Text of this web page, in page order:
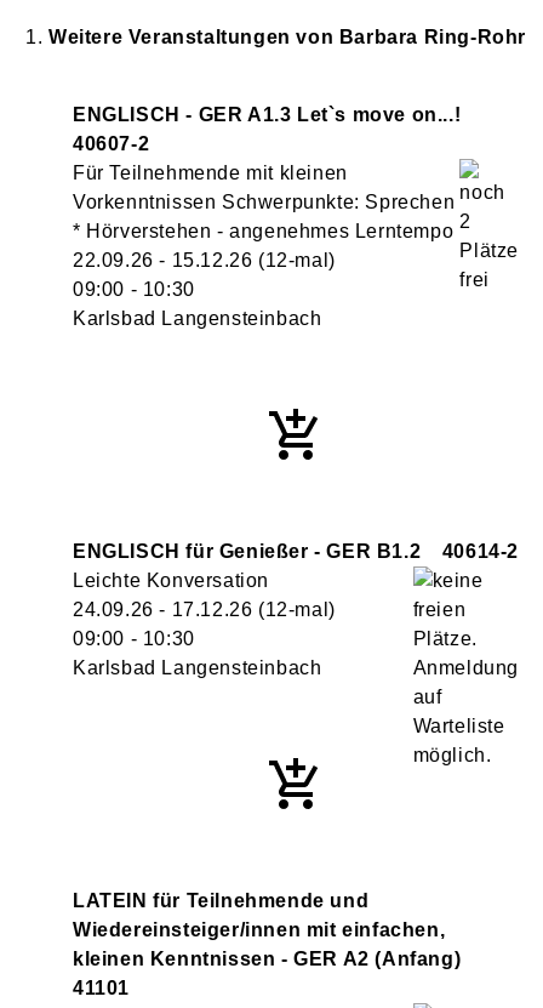
Weitere Veranstaltungen von Barbara Ring-Rohr
ENGLISCH - GER A1.3 Let`s move on...!
40607-2
Für Teilnehmende mit kleinen
Vorkenntnissen Schwerpunkte: Sprechen
* Hörverstehen - angenehmes Lerntempo
22.09.26 - 15.12.26 (12-mal)
09:00 - 10:30
Karlsbad Langensteinbach
ENGLISCH für Genießer - GER B1.2
40614-2
Leichte Konversation
24.09.26 - 17.12.26 (12-mal)
09:00 - 10:30
Karlsbad Langensteinbach
LATEIN für Teilnehmende und
Wiedereinsteiger/innen mit einfachen,
kleinen Kenntnissen - GER A2 (Anfang)
41101